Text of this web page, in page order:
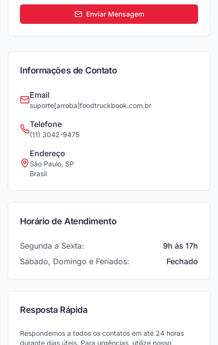
Enviar Mensagem
Informações de Contato
Email
suporte[arroba]foodtruckbook.com.br
Telefone
(11) 3042-9475
Endereço
São Paulo, SP
Brasil
Horário de Atendimento
Segunda a Sexta:
9h às 17h
Sábado, Domingo e Feriados:
Fechado
Resposta Rápida
Respondemos a todos os contatos em até 24 horas
durante dias úteis. Para urgências, utilize nosso